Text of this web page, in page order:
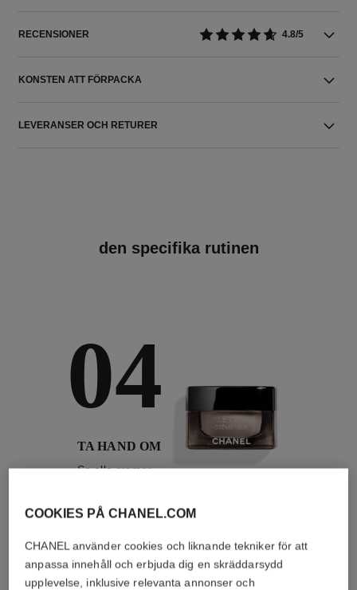
RECENSIONER 4.8/5
KONSTEN ATT FÖRPACKA
LEVERANSER OCH RETURER
den specifika rutinen
04
TA HAND OM
Se alla cremer,
COOKIES PÅ CHANEL.COM
CHANEL använder cookies och liknande tekniker för att
anpassa innehåll och erbjuda dig en skräddarsydd
upplevelse, inklusive relevanta annonser och